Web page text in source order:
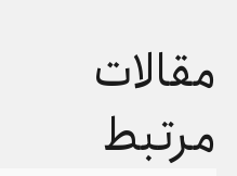
مقالات
مرتبط